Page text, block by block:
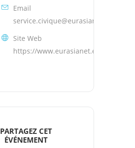
Email
service.civique@eurasianet.eu
Site Web
https://www.eurasianet.eu/
PARTAGEZ CET
ÉVÉNEMENT